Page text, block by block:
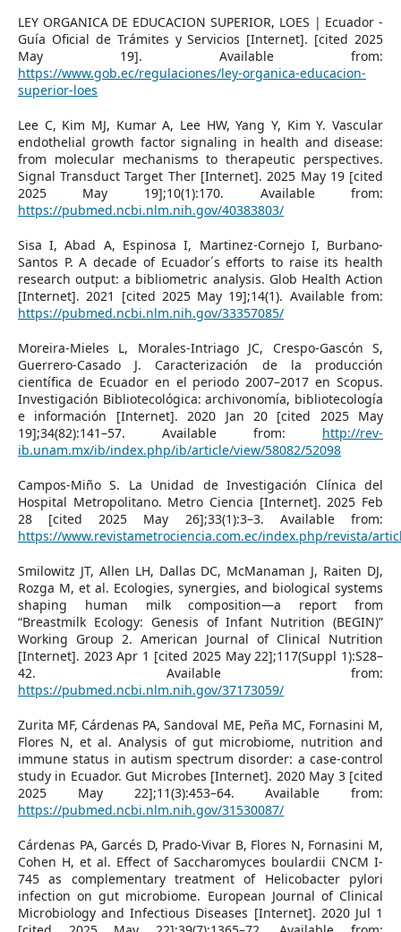
LEY ORGANICA DE EDUCACION SUPERIOR, LOES | Ecuador -
Guía Oficial de Trámites y Servicios [Internet]. [cited 2025
May 19]. Available from:
https://www.gob.ec/regulaciones/ley-organica-educacion-
superior-loes
Lee C, Kim MJ, Kumar A, Lee HW, Yang Y, Kim Y. Vascular
endothelial growth factor signaling in health and disease:
from molecular mechanisms to therapeutic perspectives.
Signal Transduct Target Ther [Internet]. 2025 May 19 [cited
2025 May 19];10(1):170. Available from:
https://pubmed.ncbi.nlm.nih.gov/40383803/
Sisa I, Abad A, Espinosa I, Martinez-Cornejo I, Burbano-
Santos P. A decade of Ecuador´s efforts to raise its health
research output: a bibliometric analysis. Glob Health Action
[Internet]. 2021 [cited 2025 May 19];14(1). Available from:
https://pubmed.ncbi.nlm.nih.gov/33357085/
Moreira-Mieles L, Morales-Intriago JC, Crespo-Gascón S,
Guerrero-Casado J. Caracterización de la producción
científica de Ecuador en el periodo 2007–2017 en Scopus.
Investigación Bibliotecológica: archivonomía, bibliotecología
e información [Internet]. 2020 Jan 20 [cited 2025 May
19];34(82):141–57. Available from: http://rev-
ib.unam.mx/ib/index.php/ib/article/view/58082/52098
Campos-Miño S. La Unidad de Investigación Clínica del
Hospital Metropolitano. Metro Ciencia [Internet]. 2025 Feb
28 [cited 2025 May 26];33(1):3–3. Available from:
https://www.revistametrociencia.com.ec/index.php/revista/
Smilowitz JT, Allen LH, Dallas DC, McManaman J, Raiten DJ,
Rozga M, et al. Ecologies, synergies, and biological systems
shaping human milk composition—a report from
“Breastmilk Ecology: Genesis of Infant Nutrition (BEGIN)”
Working Group 2. American Journal of Clinical Nutrition
[Internet]. 2023 Apr 1 [cited 2025 May 22];117(Suppl 1):S28–
42. Available from:
https://pubmed.ncbi.nlm.nih.gov/37173059/
Zurita MF, Cárdenas PA, Sandoval ME, Peña MC, Fornasini M,
Flores N, et al. Analysis of gut microbiome, nutrition and
immune status in autism spectrum disorder: a case-control
study in Ecuador. Gut Microbes [Internet]. 2020 May 3 [cited
2025 May 22];11(3):453–64. Available from:
https://pubmed.ncbi.nlm.nih.gov/31530087/
Cárdenas PA, Garcés D, Prado-Vivar B, Flores N, Fornasini M,
Cohen H, et al. Effect of Saccharomyces boulardii CNCM I-
745 as complementary treatment of Helicobacter pylori
infection on gut microbiome. European Journal of Clinical
Microbiology and Infectious Diseases [Internet]. 2020 Jul 1